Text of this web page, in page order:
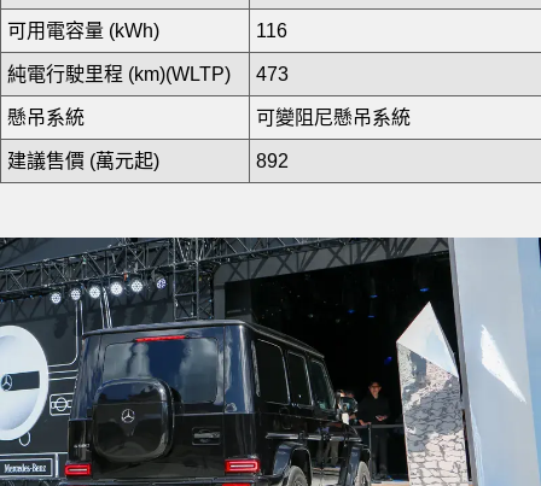
可用電容量 (kWh) 116
純電行駛里程 (km)(WLTP) 473
懸吊系統 可變阻尼懸吊系統
建議售價 (萬元起) 892